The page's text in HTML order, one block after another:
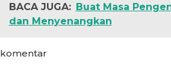
BACA JUGA: Buat Masa
dan Menyenangkan
komentar